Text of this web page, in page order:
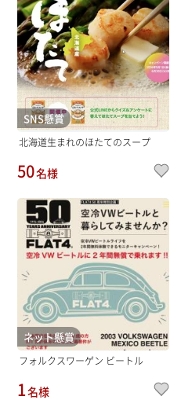
SNS懸賞
北海道生まれのほたてのスープ
50名様
ネット懸賞
フォルクスワーゲン ビートル
1名様